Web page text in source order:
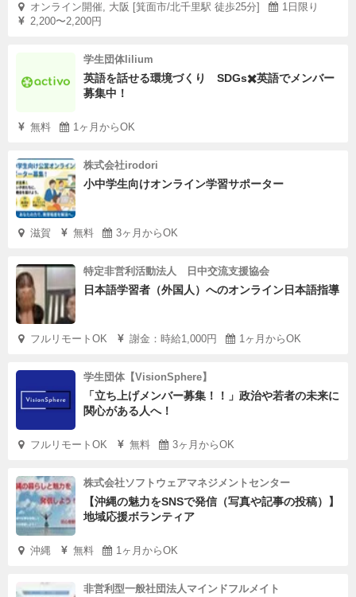
オンライン開催, 大阪 [箕面市/北千里駅 徒歩25分]
1日限り
2,200〜2,200円
学生団体lilium
英語を話せる環境づくり SDGs✖️英語でメンバー
募集中！
無料 1ヶ月からOK
株式会社irodori
小中学生向けオンライン学習サポーター
滋賀 無料 3ヶ月からOK
特定非営利活動法人 日中交流支援協会
日本語学習者（外国人）へのオンライン日本語指導
フルリモートOK 謝金：時給1,000円 1ヶ月からOK
学生団体【VisionSphere】
「立ち上げメンバー募集！！」政治や若者の未来に
関心がある人へ！
フルリモートOK 無料 3ヶ月からOK
株式会社ソフトウェアマネジメントセンター
【沖縄の魅力をSNSで発信（写真や記事の投稿）】
地域応援ボランティア
沖縄 無料 1ヶ月からOK
非営利型一般社団法人マインドフルメイト